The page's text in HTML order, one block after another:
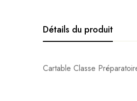
Détails du produit
Cartable Classe